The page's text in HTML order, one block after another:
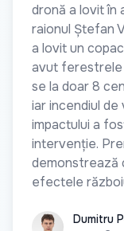
dronă a lovit în
raionul Ștefan
a lovit un
avut ferestrele
se la doar 8
iar incendiul
impactului a
intervenție.
demonstrează
efectele
DumitruDumitru